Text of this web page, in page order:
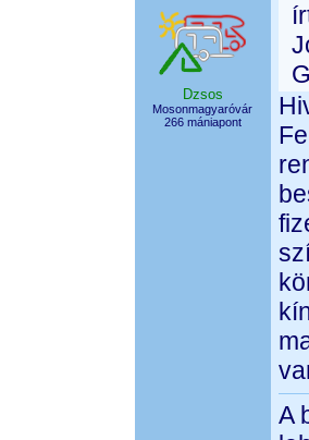
Dzsos
Mosonmagyaróvár
266 mániapont
A